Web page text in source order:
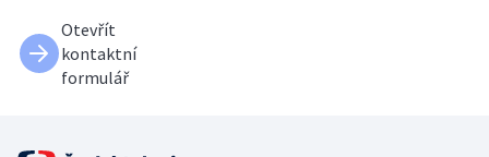
Otevřít
kontaktní
formulář